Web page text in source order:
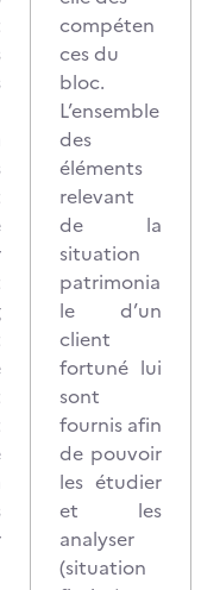
compéten
ces du
bloc.
L’ensemble
des
éléments
relevant
de la
situation
patrimonia
le d’un
client
fortuné lui
sont
fournis afin
de pouvoir
les étudier
et les
analyser
(situation